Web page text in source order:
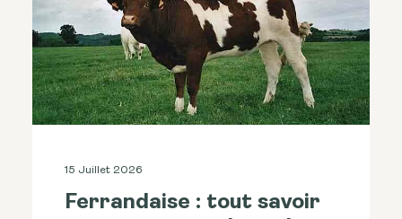
15 Juillet 2026
Ferrandaise : tout savoir